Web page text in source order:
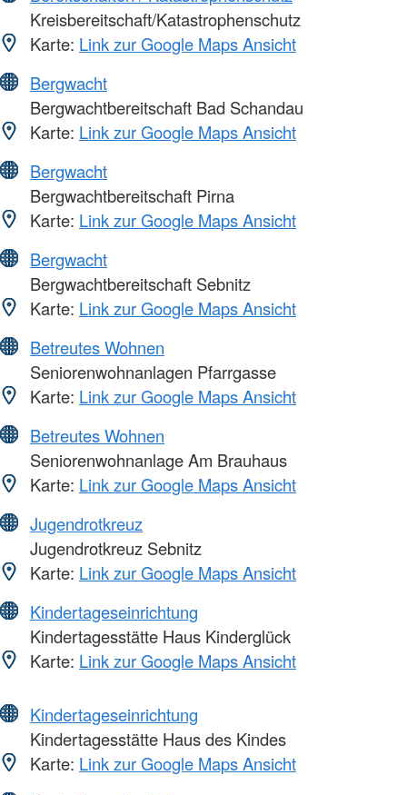
Kreisbereitschaft/Katastrophenschutz
Karte: Link zur Google Maps Ansicht
Bergwacht
Bergwachtbereitschaft Bad Schandau
Karte: Link zur Google Maps Ansicht
Bergwacht
Bergwachtbereitschaft Pirna
Karte: Link zur Google Maps Ansicht
Bergwacht
Bergwachtbereitschaft Sebnitz
Karte: Link zur Google Maps Ansicht
Betreutes Wohnen
Seniorenwohnanlagen Pfarrgasse
Karte: Link zur Google Maps Ansicht
Betreutes Wohnen
Seniorenwohnanlage Am Brauhaus
Karte: Link zur Google Maps Ansicht
Jugendrotkreuz
Jugendrotkreuz Sebnitz
Karte: Link zur Google Maps Ansicht
Kindertageseinrichtung
Kindertagesstätte Haus Kinderglück
Karte: Link zur Google Maps Ansicht
Kindertageseinrichtung
Kindertagesstätte Haus des Kindes
Karte: Link zur Google Maps Ansicht